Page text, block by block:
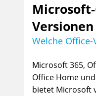
Welche
Microsoft 365,
Office Home
bietet Microsoft